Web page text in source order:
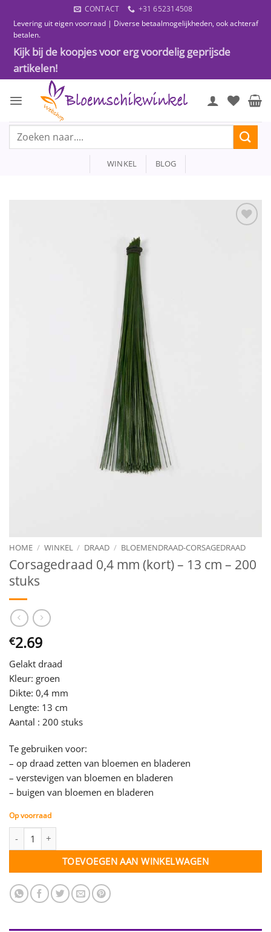
naar
inhoud
CONTACT
+31 652314508
Levering uit eigen voorraad | Diverse betaalmogelijkheden, ook achteraf
betalen.
Kijk bij de koopjes voor erg voordelig geprijsde
artikelen!
Zoeken
WINKEL BLOG
HOME / WINKEL / DRAAD / BLOEMENDRAAD-CORSAGEDRAAD
Corsagedraad 0,4 mm (kort) – 13 cm – 200
stuks
€2.69
Gelakt draad
Kleur: groen
Dikte: 0,4 mm
Lengte: 13 cm
Aantal : 200 stuks
Te gebruiken voor:
– op draad zetten van bloemen en bladeren
– verstevigen van bloemen en bladeren
– buigen van bloemen en bladeren
Op voorraad
TOEVOEGEN AAN WINKELWAGEN